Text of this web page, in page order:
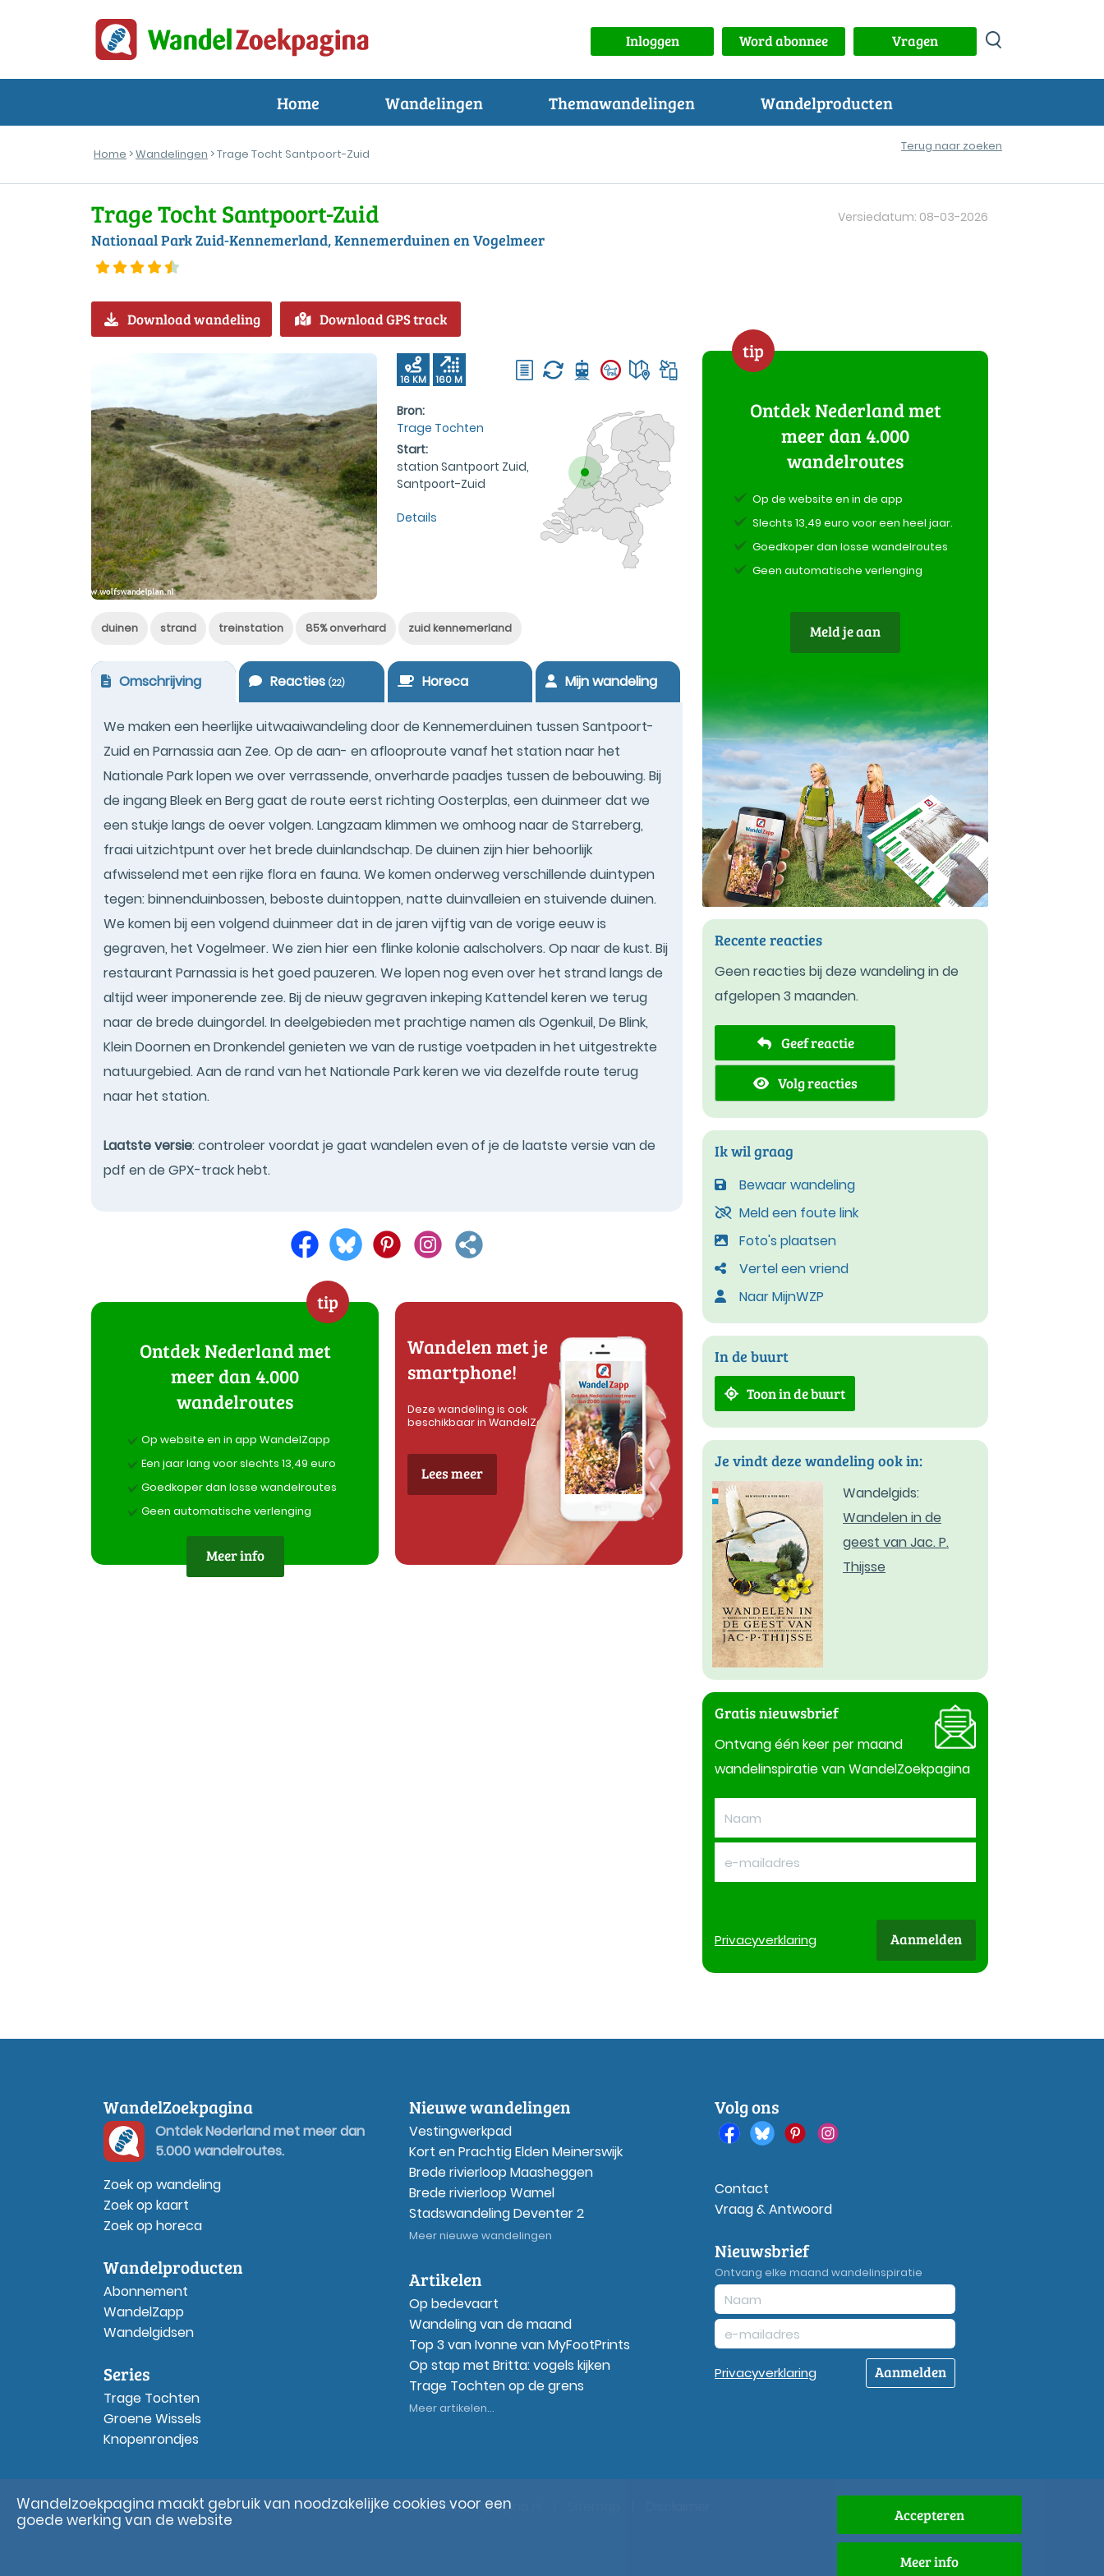
Inloggen Word abonnee Vragen
Home Wandelingen Themawandelingen Wandelproducten
Home >Wandelingen > Trage Tocht Santpoort-Zuid
Terug naar zoeken
Trage Tocht Santpoort-Zuid
Nationaal Park Zuid-Kennemerland, Kennemerduinen en Vogelmeer
Versiedatum: 08-03-2026
Download wandeling Download GPS track
16 KM 160 M
Bron:
Trage Tochten
Start:
station Santpoort Zuid,
Santpoort-Zuid
Details
duinen strand treinstation 85% onverhard zuid kennemerland
Omschrijving Reacties(22) Horeca Mijn wandeling
We maken een heerlijke uitwaaiwandeling door de Kennemerduinen tussen Santpoort-
Zuid en Parnassia aan Zee. Op de aan- en aflooproute vanaf het station naar het
Nationale Park lopen we over verrassende, onverharde paadjes tussen de bebouwing. Bij
de ingang Bleek en Berg gaat de route eerst richting Oosterplas, een duinmeer dat we
een stukje langs de oever volgen. Langzaam klimmen we omhoog naar de Starreberg,
fraai uitzichtpunt over het brede duinlandschap. De duinen zijn hier behoorlijk
afwisselend met een rijke flora en fauna. We komen onderweg verschillende duintypen
tegen: binnenduinbossen, beboste duintoppen, natte duinvalleien en stuivende duinen.
We komen bij een volgend duinmeer dat in de jaren vijftig van de vorige eeuw is
gegraven, het Vogelmeer. We zien hier een flinke kolonie aalscholvers. Op naar de kust. Bij
restaurant Parnassia is het goed pauzeren. We lopen nog even over het strand langs de
altijd weer imponerende zee. Bij de nieuw gegraven inkeping Kattendel keren we terug
naar de brede duingordel. In deelgebieden met prachtige namen als Ogenkuil, De Blink,
Klein Doornen en Dronkendel genieten we van de rustige voetpaden in het uitgestrekte
natuurgebied. Aan de rand van het Nationale Park keren we via dezelfde route terug
naar het station.
Laatste versie: controleer voordat je gaat wandelen even of je de laatste versie van de
pdf en de GPX-track hebt.
tip
Ontdek Nederland met
meer dan 4.000
wandelroutes
Op website en in app WandelZapp
Een jaar lang voor slechts 13,49 euro
Goedkoper dan losse wandelroutes
Geen automatische verlenging
Meer info
Wandelen met je
smartphone!
Deze wandeling is ook
beschikbaar in WandelZapp
Lees meer
tip
Ontdek Nederland met
meer dan 4.000
wandelroutes
Op de website en in de app
Slechts 13,49 euro voor een heel jaar.
Goedkoper dan losse wandelroutes
Geen automatische verlenging
Meld je aan
Recente reacties
Geen reacties bij deze wandeling in de
afgelopen 3 maanden.
Geef reactie
Volg reacties
Ik wil graag
Bewaar wandeling
Meld een foute link
Foto's plaatsen
Vertel een vriend
Naar MijnWZP
In de buurt
Toon in de buurt
Je vindt deze wandeling ook in:
Wandelgids:
Wandelen in de
geest van Jac. P.
Thijsse
Gratis nieuwsbrief
Ontvang één keer per maand
wandelinspiratie van WandelZoekpagina
Privacyverklaring Aanmelden
WandelZoekpagina
Ontdek Nederland met meer dan
5.000 wandelroutes.
Zoek op wandeling
Zoek op kaart
Zoek op horeca
Wandelproducten
Abonnement
WandelZapp
Wandelgidsen
Series
Trage Tochten
Groene Wissels
Knopenrondjes
Nieuwe wandelingen
Vestingwerkpad
Kort en Prachtig Elden Meinerswijk
Brede rivierloop Maasheggen
Brede rivierloop Wamel
Stadswandeling Deventer 2
Meer nieuwe wandelingen
Artikelen
Op bedevaart
Wandeling van de maand
Top 3 van Ivonne van MyFootPrints
Op stap met Britta: vogels kijken
Trage Tochten op de grens
Meer artikelen...
Volg ons
Contact
Vraag & Antwoord
Nieuwsbrief
Ontvang elke maand wandelinspiratie
Privacyverklaring Aanmelden
© Wandelzoekpagina.nl
Wandelzoekpagina maakt gebruik van noodzakelijke cookies voor een
goede werking van de website
Accepteren
Meer info